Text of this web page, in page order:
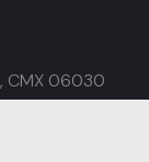
CMX 06030